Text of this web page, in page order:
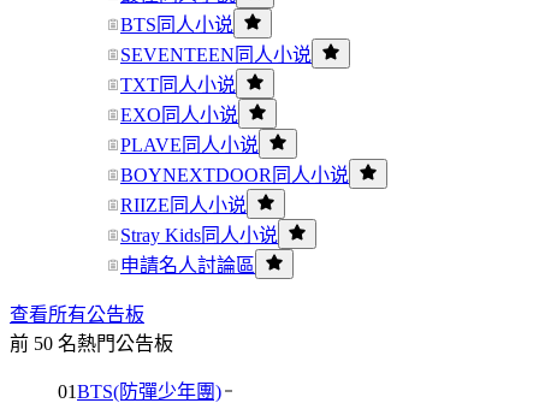
BTS同人小说
SEVENTEEN同人小说
TXT同人小说
EXO同人小说
PLAVE同人小说
BOYNEXTDOOR同人小说
RIIZE同人小说
Stray Kids同人小说
申請名人討論區
查看所有公告板
前 50 名熱門公告板
01BTS(防彈少年團)